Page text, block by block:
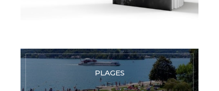
PLAGES